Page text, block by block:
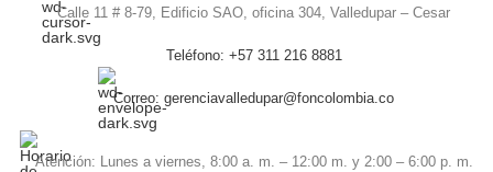
Calle 11 # 8-79, Edificio SAO, oficina 304, Valledupar – Cesar
Teléfono: +57 311 216 8881
Correo: gerenciavalledupar@foncolombia.co
Atención: Lunes a viernes, 8:00 a. m. – 12:00 m. y 2:00 – 6:00 p. m.